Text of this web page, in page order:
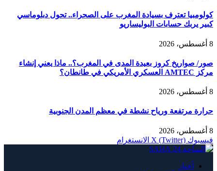
كولومبيا تعترف بسيادة المغرب على الصحراء.. تحول دبلوماسي
كبير يربك حسابات البوليساريو
8 أغسطس، 2026
صور/ صواريخ كروز بعيدة المدى في المغرب؟.. ماذا يعني إنشاء
مركز AMTEC العسكري الأمريكي في طانطان؟
8 أغسطس، 2026
حرارة مرتفعة ورياح نشطة في معظم المدن الجنوبية
8 أغسطس، 2026
فيسبوك X (Twitter) الانستغرام
أخبار